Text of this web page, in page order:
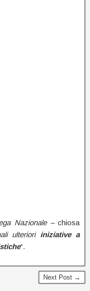
Nazionale –chiosa
ulteriori iniziative a
“.
Next Post →